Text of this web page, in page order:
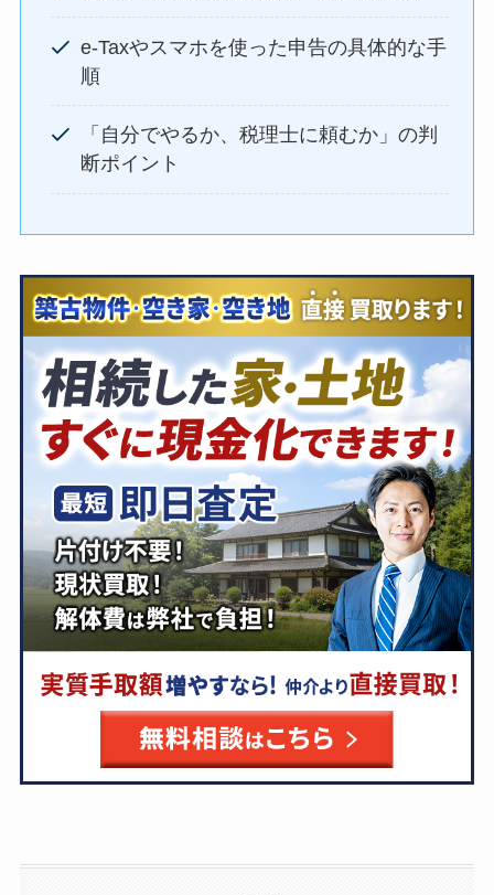
e-Taxやスマホを使った申告の具体的な手
順
「自分でやるか、税理士に頼むか」の判
断ポイント